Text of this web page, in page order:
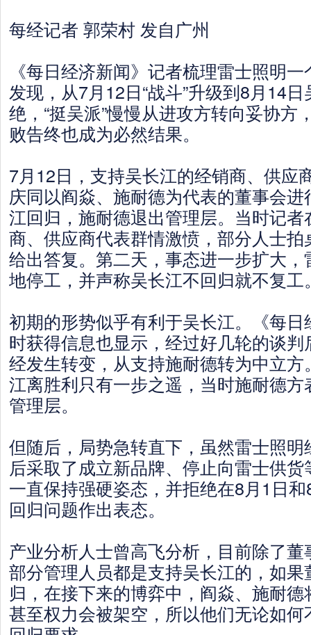
每经记者 郭荣村 发自广州
《每日经济新闻》记者梳理雷士照明一
发现，从7月12日“战斗”升级到8月14
绝，“挺吴派”慢慢从进攻方转向妥协方
败告终也成为必然结果。
7月12日，支持吴长江的经销商、供应
庆同以阎焱、施耐德为代表的董事会
江回归，施耐德退出管理层。当时记
商、供应商代表群情激愤，部分人士
给出答复。第二天，事态进一步扩大
地停工，并声称吴长江不回归就不复工
初期的形势似乎有利于吴长江。《每
时获得信息也显示，经过好几轮的谈
经发生转变，从支持施耐德转为中立
江离胜利只有一步之遥，当时施耐德
管理层。
但随后，局势急转直下，虽然雷士照
后采取了成立新品牌、停止向雷士供
一直保持强硬姿态，并拒绝在8月1日
回归问题作出表态。
产业分析人士曾高飞分析，目前除了
部分管理人员都是支持吴长江的，如
归，在接下来的博弈中，阎焱、施耐
甚至权力会被架空，所以他们无论如